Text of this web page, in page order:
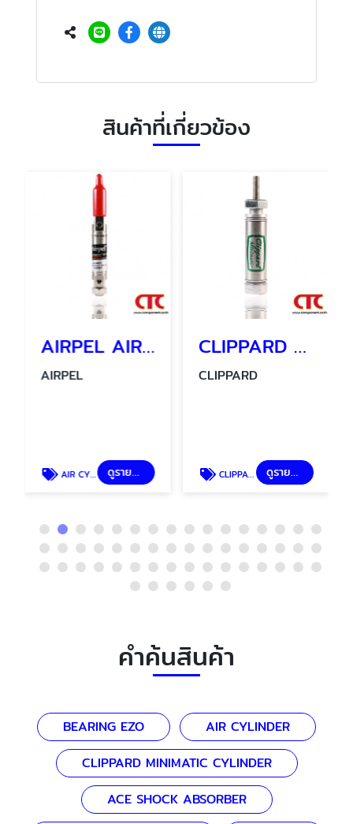
สินค้าที่เกี่ยวข้อง
AIRPEL AIR CYLINDER รุ่น AC 2206 - 1 กระบอกลมนิวเมติกส์
AIRPEL
AIR CYLINDER ดูรายละเอียด
CLIPPARD MINIMATIC CYLINDER SSN-08-1/2
CLIPPARD
CLIPPARD MINIMATIC CYLINDER ดูรายละเอียด
คำค้นสินค้า
BEARING EZO
AIR CYLINDER
CLIPPARD MINIMATIC CYLINDER
ACE SHOCK ABSORBER